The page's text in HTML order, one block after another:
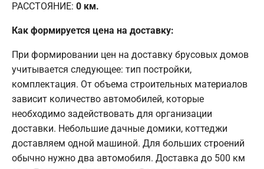
РАССТОЯНИЕ: 0 км.
Как формируется цена на доставку:
При формировании цен на доставку брусовых домов
учитывается следующее: тип постройки,
комплектация. От объема строительных материалов
зависит количество автомобилей, которые
необходимо задействовать для организации
доставки. Небольшие дачные домики, коттеджи
доставляем одной машиной. Для больших строений
обычно нужно два автомобиля. Доставка до 500 км